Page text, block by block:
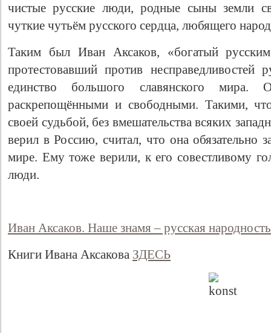
чистые русские люди, родные сыны земли
чуткие чутьём русского сердца, любящего
Таким был Иван Аксаков, «богатый
протестовавший против
единство большого славянского мира.
раскрепощёнными и свободными. Такими,
своей судьбой, без вмешательства всяких
верил в Россию, считал, что она обязательно
мире. Ему тоже верили, к его совестливому
люди.
Иван Аксаков. Наше знамя – русская народность
Книги Ивана Аксакова ЗДЕСЬ